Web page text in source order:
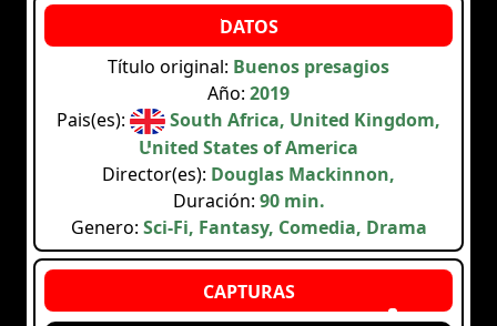
Título original: Buenos presagios
Año: 2019
Pais(es):
South Africa, United Kingdom,
United States of America
Director(es): Douglas Mackinnon,
Duración: 90 min.
Genero: Sci-Fi, Fantasy, Comedia, Drama